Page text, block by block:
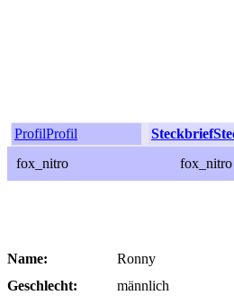
ProfilProfil Steckbrief
fox_nitro
fox_nitro
Name:
Ronny
Geschlecht:
männlich